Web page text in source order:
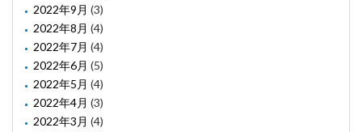
2022年9月 (3)
2022年8月 (4)
2022年7月 (4)
2022年6月 (5)
2022年5月 (4)
2022年4月 (3)
2022年3月 (4)